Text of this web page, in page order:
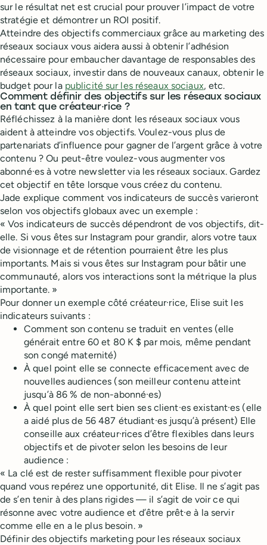
sur le résultat net est crucial pour prouver l’impact de votre
stratégie et démontrer un ROI positif.
Atteindre des objectifs commerciaux grâce au marketing des
réseaux sociaux vous aidera aussi à obtenir l’adhésion
nécessaire pour embaucher davantage de responsables des
réseaux sociaux, investir dans de nouveaux canaux, obtenir le
budget pour la publicité sur les réseaux sociaux, etc.
Comment définir des objectifs sur les réseaux sociaux
en tant que créateur·rice ?
Réfléchissez à la manière dont les réseaux sociaux vous
aident à atteindre vos objectifs. Voulez-vous plus de
partenariats d’influence pour gagner de l’argent grâce à votre
contenu ? Ou peut-être voulez-vous augmenter vos
abonné·es à votre newsletter via les réseaux sociaux. Gardez
cet objectif en tête lorsque vous créez du contenu.
Jade explique comment vos indicateurs de succès varieront
selon vos objectifs globaux avec un exemple :
« Vos indicateurs de succès dépendront de vos objectifs, dit-
elle. Si vous êtes sur Instagram pour grandir, alors votre taux
de visionnage et de rétention pourraient être les plus
importants. Mais si vous êtes sur Instagram pour bâtir une
communauté, alors vos interactions sont la métrique la plus
importante. »
Pour donner un exemple côté créateur·rice, Elise suit les
indicateurs suivants :
Comment son contenu se traduit en ventes (elle
générait entre 60 et 80 K $ par mois, même pendant
son congé maternité)
À quel point elle se connecte efficacement avec de
nouvelles audiences (son meilleur contenu atteint
jusqu’à 86 % de non-abonné·es)
À quel point elle sert bien ses client·es existant·es (elle
a aidé plus de 56 487 étudiant·es jusqu’à présent) Elle
conseille aux créateur·rices d’être flexibles dans leurs
objectifs et de pivoter selon les besoins de leur
audience :
« La clé est de rester suffisamment flexible pour pivoter
quand vous repérez une opportunité, dit Elise. Il ne s’agit pas
de s’en tenir à des plans rigides — il s’agit de voir ce qui
résonne avec votre audience et d’être prêt·e à la servir
comme elle en a le plus besoin. »
Définir des objectifs marketing pour les réseaux sociaux